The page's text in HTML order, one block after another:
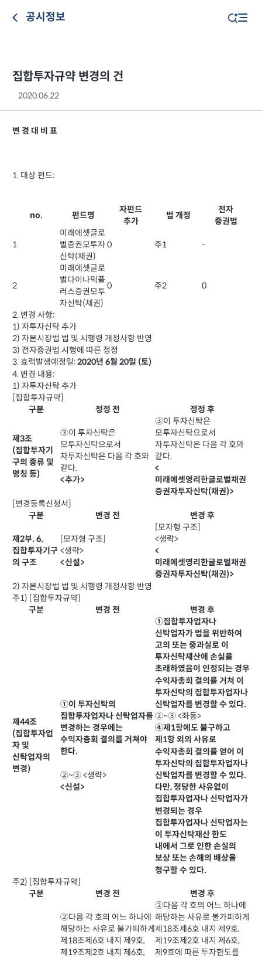
공시정보
집합투자규약 변경의 건
2020.06.22
변 경 대 비 표
1. 대상 펀드:
no. 펀드명
자펀드
추가
법 개정
전자
증권법
1
미래에셋글로
벌증권모투자
신탁(채권)
0 주1 -
2
미래에셋글로
벌다이나믹플
러스증권모투
자신탁(채권)
0 주2 0
2. 변경 사항:
1) 자투자신탁 추가
2) 자본시장법 법 및 시행령 개정사항 반영
3) 전자증권법 시행에 따른 정정
3. 효력발생예정일:2020년 6월 20일 (토)
4. 변경 내용:
1) 자투자신탁 추가
[집합투자규약]
구분
정정 전 정정 후
제3조
(집합투자기
구의 종류 및
명칭 등)
③이 투자신탁은
모투자신탁으로서
자투자신탁은 다음 각 호와
같다.
<추가>
③이 투자신탁은
모투자신탁으로서
자투자신탁은 다음 각 호와
같다.
<
미래에셋영리한글로벌채권
증권자투자신탁(채권)>
[변경등록신청서]
구분
변경 전 변경 후
제2부. 6.
집합투자기구
의 구조
[모자형 구조]
<생략>
<신설>
[모자형 구조]
<생략>
<
미래에셋영리한글로벌채권
증권자투자신탁(채권)>
2) 자본시장법 법 및 시행령 개정사항 반영
주1) [집합투자규약]
구분
변경 전 변경 후
제44조
(집합투자업
자 및
신탁업자의
변경)
①이 투자신탁의
집합투자업자나 신탁업자를
변경하는 경우에는
수익자총회 결의를 거쳐야
한다.
②~③ <생략>
<신설>
①집합투자업자나
신탁업자가 법을 위반하여
고의 또는 중과실로 이
투자신탁재산에 손실을
초래하였음이 인정되는 경우
수익자총회 결의를 거쳐 이
투자신탁의 집합투자업자나
신탁업자를 변경할 수 있다.
②~③ <좌동>
④제1항에도 불구하고
제1항 외의 사유로
수익자총회 결의를 얻어 이
투자신탁의 집합투자업자나
신탁업자를 변경할 수 있다.
다만, 정당한 사유없이
집합투자업자나 신탁업자가
변경되는 경우
집합투자업자나 신탁업자는
이 투자신탁재산 한도
내에서 그로 인한 손실의
보상 또는 손해의 배상을
청구할 수 있다.
주2) [집합투자규약]
구분
변경 전 변경 후
②다음 각 호의 어느 하나에
해당하는 사유로 불가피하게
제18조제6호 내지 제9호,
제19조제2호 내지 제6호,
②다음 각 호의 어느 하나에
해당하는 사유로 불가피하게
제18조제6호 내지 제9호,
제19조제2호 내지 제6호,
제9호에 따른 투자한도를